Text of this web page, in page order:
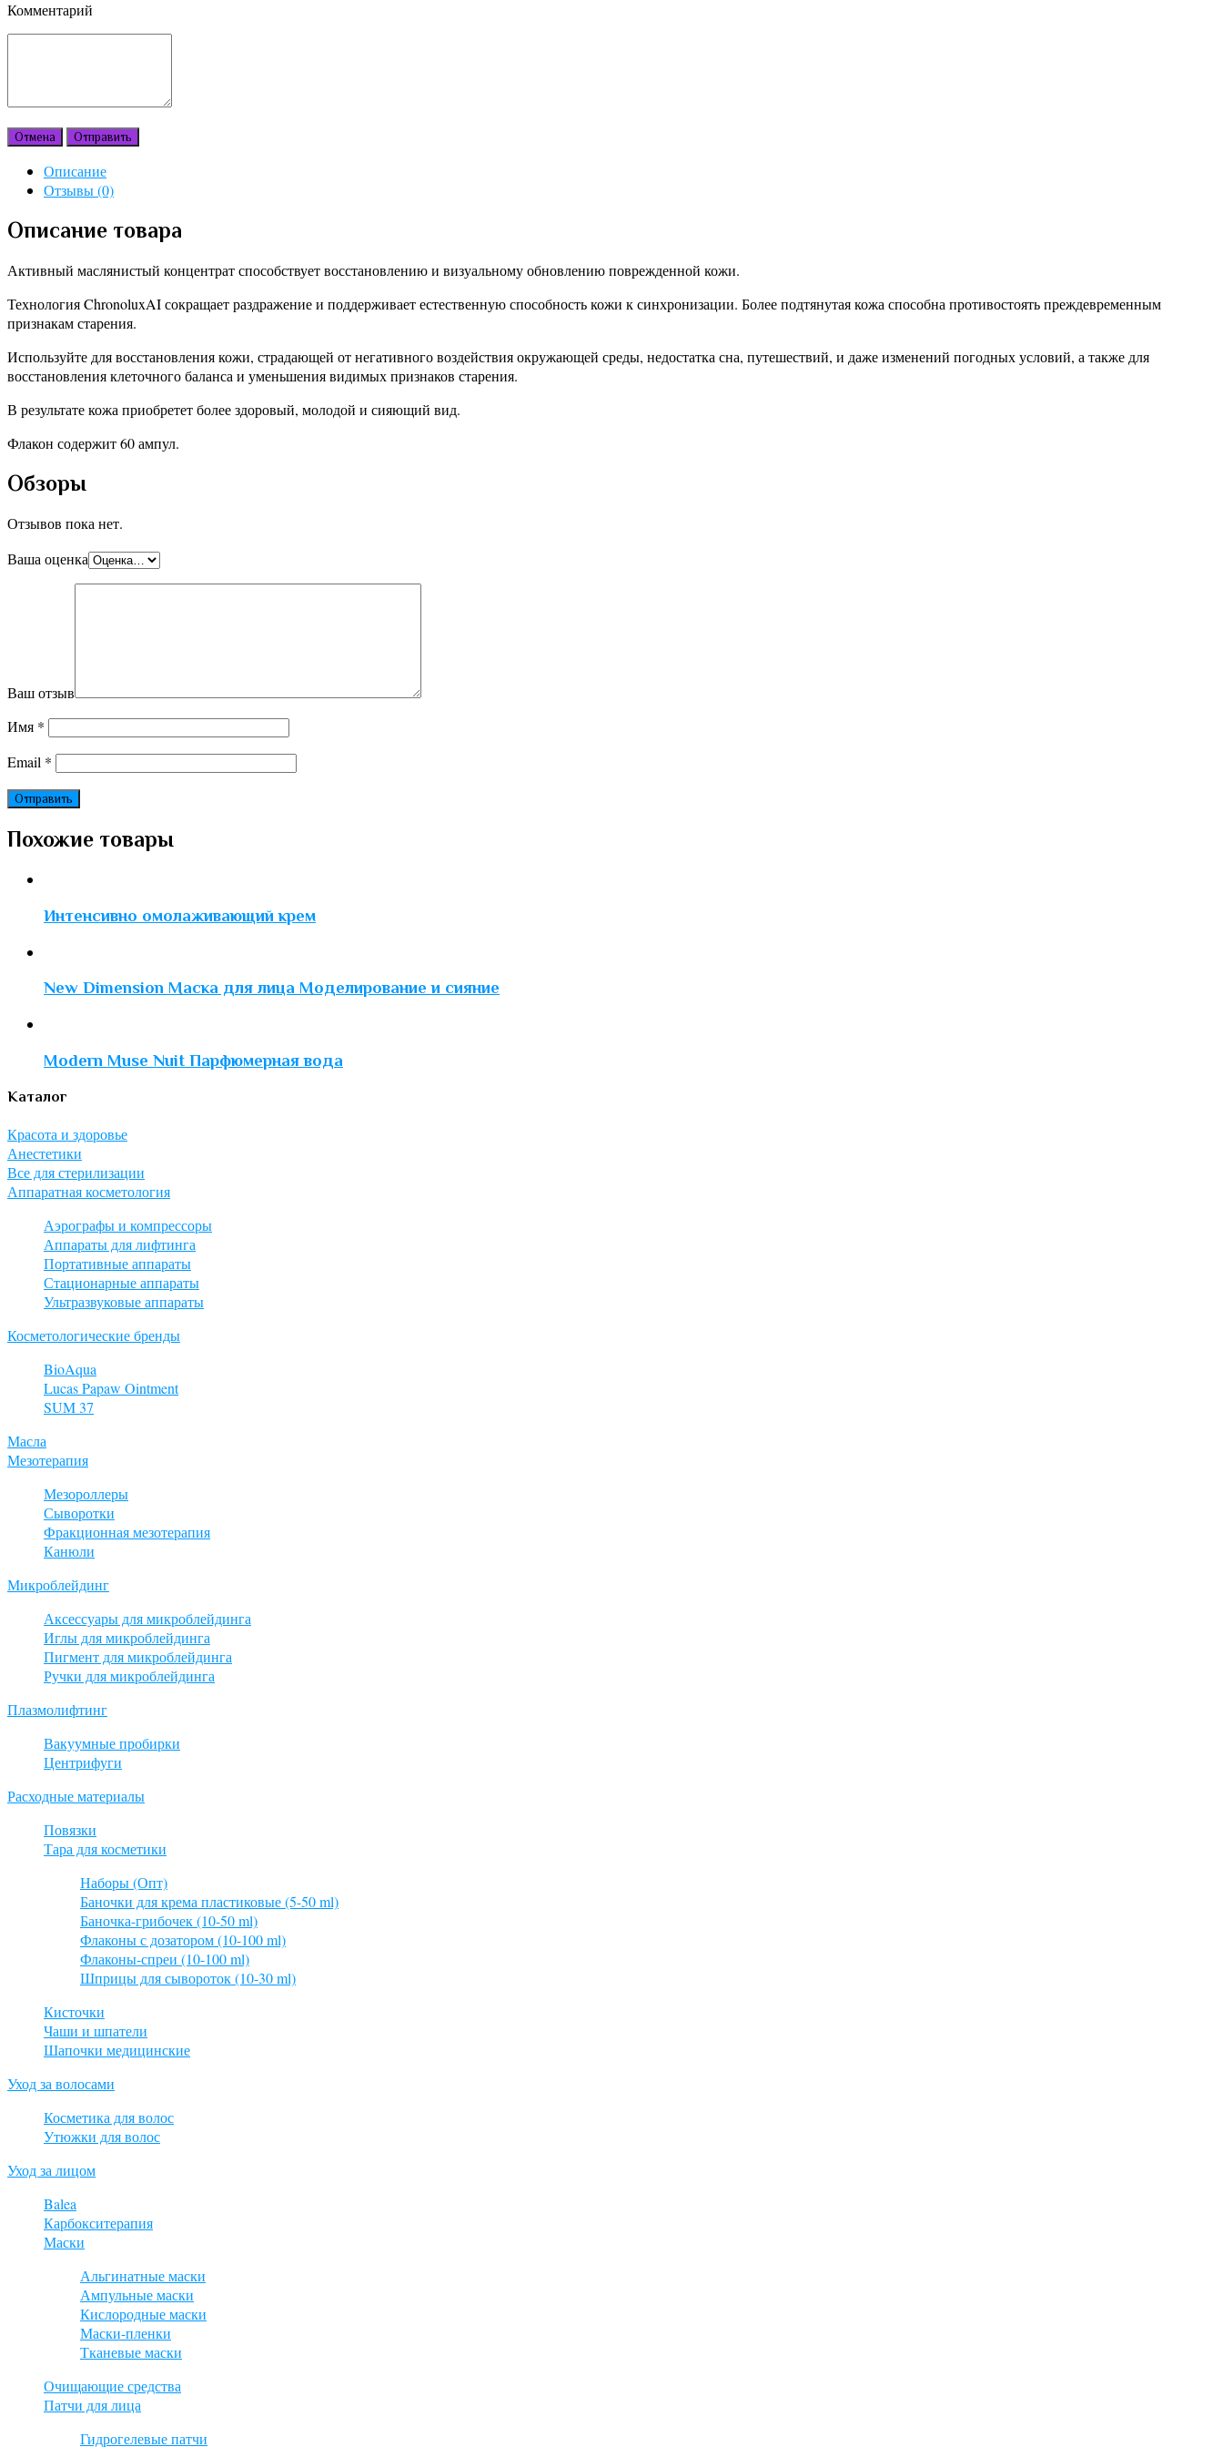
Комментарий
Отмена Отправить
Описание
Отзывы (0)
Описание товара
Активный маслянистый концентрат способствует восстановлению и визуальному обновлению поврежденной кожи.
Технология ChronoluxAI сокращает раздражение и поддерживает естественную способность кожи к синхронизации. Более подтянутая кожа способна противостоять преждевременным
признакам старения.
Используйте для восстановления кожи, страдающей от негативного воздействия окружающей среды, недостатка сна, путешествий, и даже изменений погодных условий, а также для
восстановления клеточного баланса и уменьшения видимых признаков старения.
В результате кожа приобретет более здоровый, молодой и сияющий вид.
Флакон содержит 60 ампул.
Обзоры
Отзывов пока нет.
Ваша оценка
Ваш отзыв
Имя *
Email *
Похожие товары
Интенсивно омолаживающий крем
New Dimension Маска для лица Моделирование и сияние
Modern Muse Nuit Парфюмерная вода
Каталог
Красота и здоровье
Анестетики
Все для стерилизации
Аппаратная косметология
Аэрографы и компрессоры
Аппараты для лифтинга
Портативные аппараты
Стационарные аппараты
Ультразвуковые аппараты
Косметологические бренды
BioAqua
Lucas Papaw Ointment
SUM 37
Масла
Мезотерапия
Мезороллеры
Сыворотки
Фракционная мезотерапия
Канюли
Микроблейдинг
Аксессуары для микроблейдинга
Иглы для микроблейдинга
Пигмент для микроблейдинга
Ручки для микроблейдинга
Плазмолифтинг
Вакуумные пробирки
Центрифуги
Расходные материалы
Повязки
Тара для косметики
Наборы (Опт)
Баночки для крема пластиковые (5-50 ml)
Баночка-грибочек (10-50 ml)
Флаконы с дозатором (10-100 ml)
Флаконы-спреи (10-100 ml)
Шприцы для сывороток (10-30 ml)
Кисточки
Чаши и шпатели
Шапочки медицинские
Уход за волосами
Косметика для волос
Утюжки для волос
Уход за лицом
Balea
Карбокситерапия
Маски
Альгинатные маски
Ампульные маски
Кислородные маски
Маски-пленки
Тканевые маски
Очищающие средства
Патчи для лица
Гидрогелевые патчи